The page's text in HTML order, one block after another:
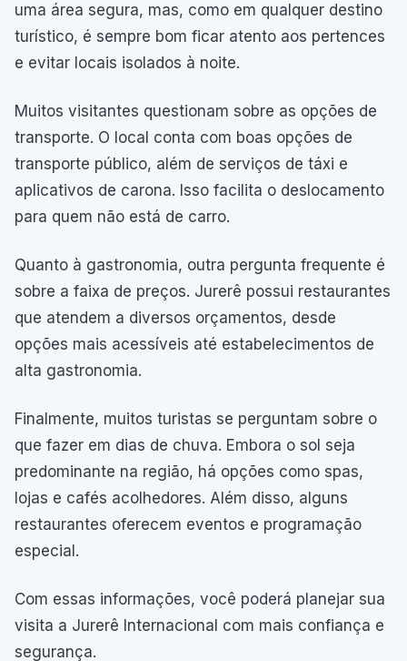
uma área segura, mas, como em qualquer destino
turístico, é sempre bom ficar atento aos pertences
e evitar locais isolados à noite.
Muitos visitantes questionam sobre as opções de
transporte. O local conta com boas opções de
transporte público, além de serviços de táxi e
aplicativos de carona. Isso facilita o deslocamento
para quem não está de carro.
Quanto à gastronomia, outra pergunta frequente é
sobre a faixa de preços. Jurerê possui restaurantes
que atendem a diversos orçamentos, desde
opções mais acessíveis até estabelecimentos de
alta gastronomia.
Finalmente, muitos turistas se perguntam sobre o
que fazer em dias de chuva. Embora o sol seja
predominante na região, há opções como spas,
lojas e cafés acolhedores. Além disso, alguns
restaurantes oferecem eventos e programação
especial.
Com essas informações, você poderá planejar sua
visita a Jurerê Internacional com mais confiança e
segurança.